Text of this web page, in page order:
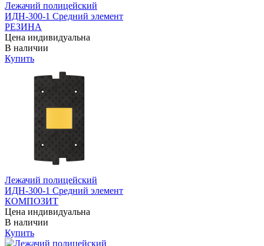
Лежачий полицейский
ИДН-300-1 Средний элемент
РЕЗИНА
Цена индивидуальна
В наличии
Купить
Лежачий полицейский
ИДН-300-1 Средний элемент
КОМПОЗИТ
Цена индивидуальна
В наличии
Купить